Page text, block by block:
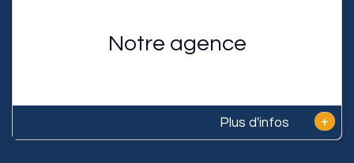
Notre agence
Plus d'infos +